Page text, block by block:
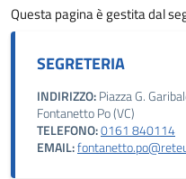
Questa pagina è gestita dal
SEGRETERIA
INDIRIZZO:Piazza G.
Fontanetto Po (VC)
TELEFONO:0161 840114
EMAIL: